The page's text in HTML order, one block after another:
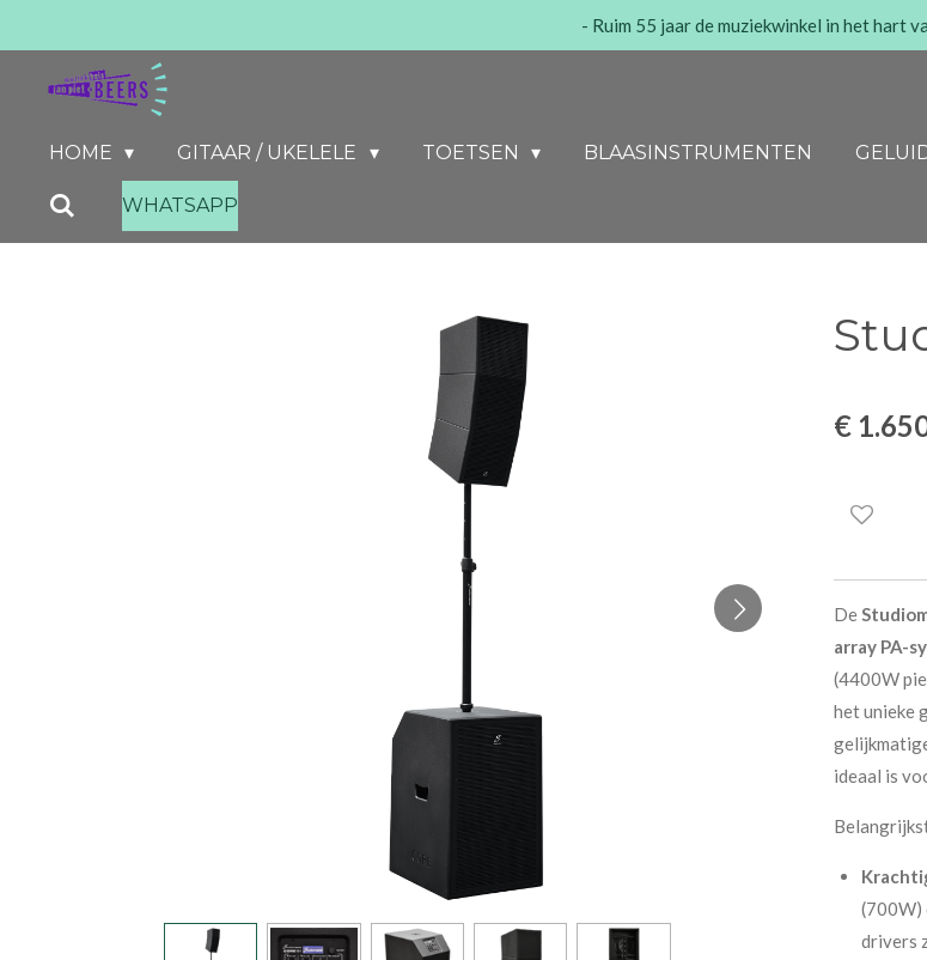
hoofdinhoud
- Ruim 55 jaar de muziekwinkel in het hart
HOME GITAAR / UKELELE TOETSEN BLAASINSTRUMENTEN
WHATSAPP
€
De
array PA-
(4400W
het unieke
ideaal is
(700W)
drivers